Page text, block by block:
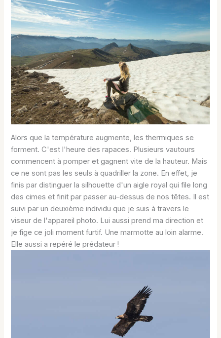
Alors que la température augmente, les thermiques se
forment. C'est l'heure des rapaces. Plusieurs vautours
commencent à pomper et gagnent vite de la hauteur. Mais
ce ne sont pas les seuls à quadriller la zone. En effet, je
finis par distinguer la silhouette d'un aigle royal qui file long
des cimes et finit par passer au-dessus de nos têtes. Il est
suivi par un deuxième individu que je suis à travers le
viseur de l'appareil photo. Lui aussi prend ma direction et
je fige ce joli moment furtif. Une marmotte au loin alarme.
Elle aussi a repéré le prédateur !